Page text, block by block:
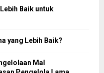
Baik untuk
yang Lebih Baik?
Mal